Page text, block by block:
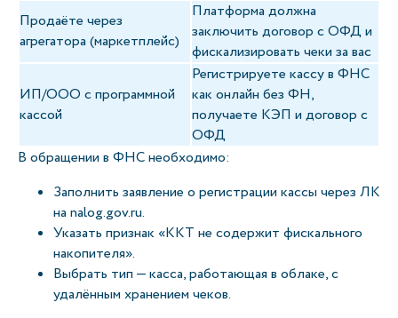
Продаёте через
агрегатора (маркетплейс)
Платформа должна
заключить договор с ОФД и
фискализировать чеки за вас
ИП/ООО с программной
кассой
Регистрируете кассу в ФНС
как онлайн без ФН,
получаете КЭП и договор с
ОФД
В обращении в ФНС необходимо:
Заполнить заявление о регистрации кассы через ЛК
на nalog.gov.ru.
Указать признак «ККТ не содержит фискального
накопителя».
Выбрать тип — касса, работающая в облаке, с
удалённым хранением чеков.